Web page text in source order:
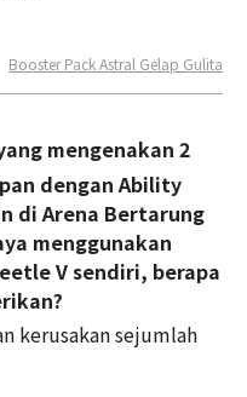
Booster Pack Astral Gelap Gulita
mengenakan 2
dengan Ability
di Arena Bertarung
menggunakan
V sendiri, berapa
kerusakan sejumlah